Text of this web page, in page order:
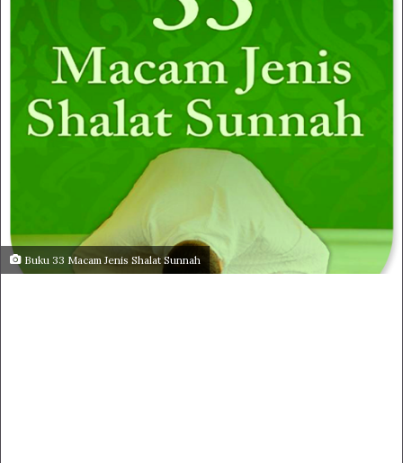
Buku 33 Macam Jenis Shalat Sunnah